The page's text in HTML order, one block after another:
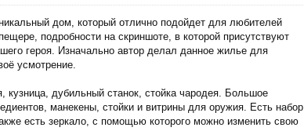
дом, который отлично подойдет для любителей
подробности на скриншоте, в которой присутствуют
героя. Изначально автор делал данное жилье для
усмотрение.
кузница, дубильный станок, стойка чародея. Большое
манекены, стойки и витрины для оружия. Есть набор
есть зеркало, с помощью которого можно изменить свою